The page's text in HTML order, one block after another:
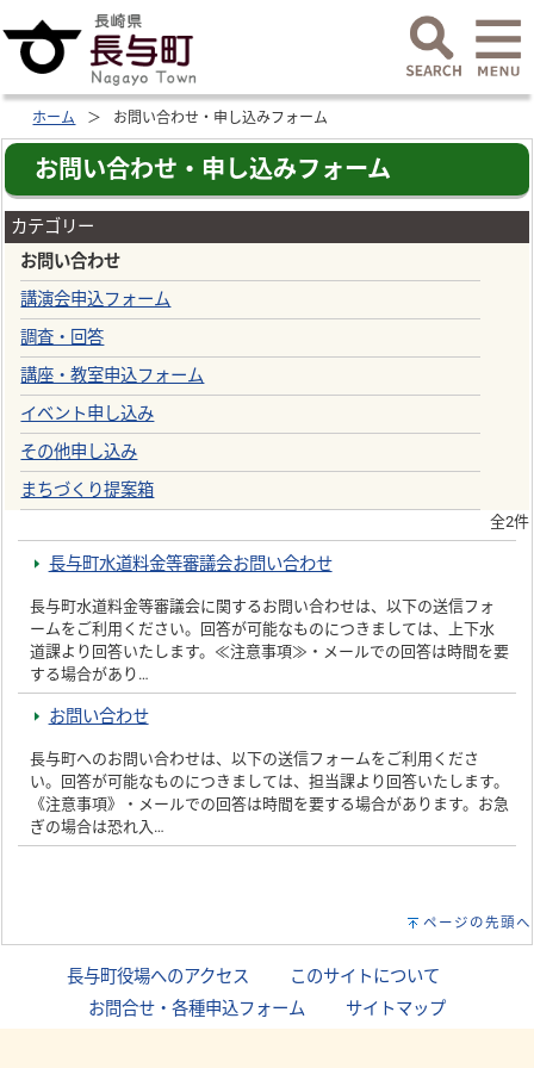
ホーム お問い合わせ・申し込みフォーム
お問い合わせ・申し込みフォーム
カテゴリー
お問い合わせ
講演会申込フォーム
調査・回答
講座・教室申込フォーム
イベント申し込み
その他申し込み
まちづくり提案箱
全2件
長与町水道料金等審議会お問い合わせ
長与町水道料金等審議会に関するお問い合わせは、以下の送信フォ
ームをご利用ください。回答が可能なものにつきましては、上下水
道課より回答いたします。≪注意事項≫・メールでの回答は時間を要
する場合があり…
お問い合わせ
長与町へのお問い合わせは、以下の送信フォームをご利用くださ
い。回答が可能なものにつきましては、担当課より回答いたします。
《注意事項》・メールでの回答は時間を要する場合があります。お急
ぎの場合は恐れ入…
ページの先頭へ
長与町役場へのアクセス このサイトについて
お問合せ・各種申込フォーム
サイトマップ